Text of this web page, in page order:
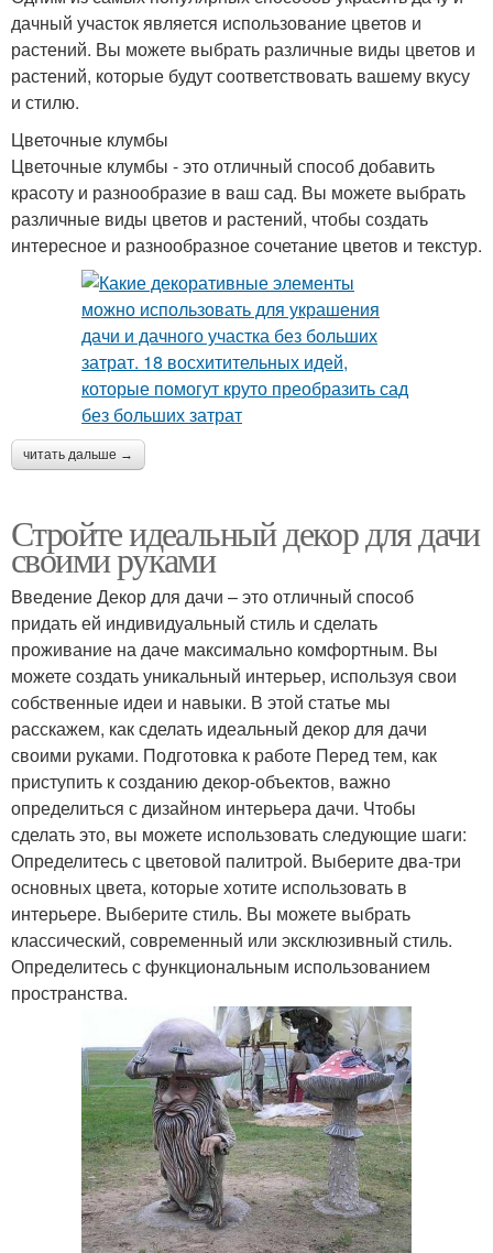
дачный участок является использование цветов и
растений. Вы можете выбрать различные виды цветов и
растений, которые будут соответствовать вашему вкусу
и стилю.
Цветочные клумбы
Цветочные клумбы - это отличный способ добавить
красоту и разнообразие в ваш сад. Вы можете выбрать
различные виды цветов и растений, чтобы создать
интересное и разнообразное сочетание цветов и текстур.
читать дальше →
Стройте идеальный декор для дачи
своими руками
Введение Декор для дачи – это отличный способ
придать ей индивидуальный стиль и сделать
проживание на даче максимально комфортным. Вы
можете создать уникальный интерьер, используя свои
собственные идеи и навыки. В этой статье мы
расскажем, как сделать идеальный декор для дачи
своими руками. Подготовка к работе Перед тем, как
приступить к созданию декор-объектов, важно
определиться с дизайном интерьера дачи. Чтобы
сделать это, вы можете использовать следующие шаги:
Определитесь с цветовой палитрой. Выберите два-три
основных цвета, которые хотите использовать в
интерьере. Выберите стиль. Вы можете выбрать
классический, современный или эксклюзивный стиль.
Определитесь с функциональным использованием
пространства.